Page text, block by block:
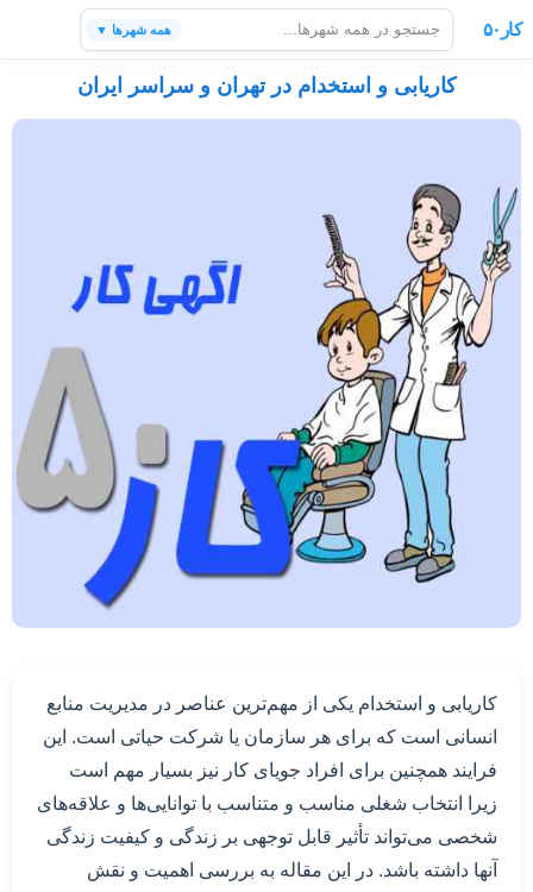
کار۵۰ همه شهرها ▼
کاریابی و استخدام در تهران و سراسر ایران
کاریابی و استخدام یکی از مهم‌ترین عناصر در مدیریت منابع
انسانی است که برای هر سازمان یا شرکت حیاتی است. این
فرایند همچنین برای افراد جویای کار نیز بسیار مهم است
زیرا انتخاب شغلی مناسب و متناسب با توانایی‌ها و علاقه‌های
شخصی می‌تواند تأثیر قابل توجهی بر زندگی و کیفیت زندگی
آنها داشته باشد. در این مقاله به بررسی اهمیت و نقش